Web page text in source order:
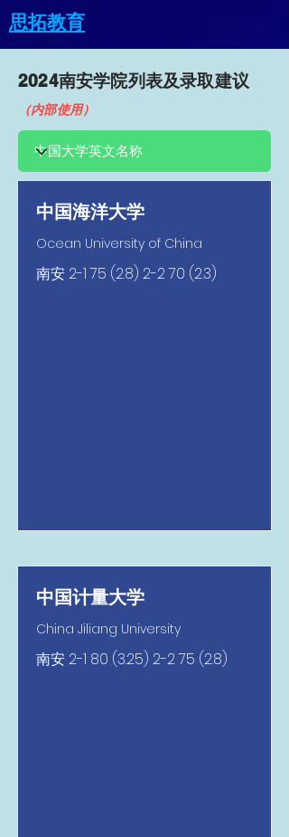
思拓教育
2024南安​学院列表及录取建议
（内部使用）
中国海洋大学
Ocean University of China
南安2-1 75 (2.8) 2-2 70 (2.3)
中国计量大学
China Jiliang University
南安2-1 80 (3.25) 2-2 75 (2.8)